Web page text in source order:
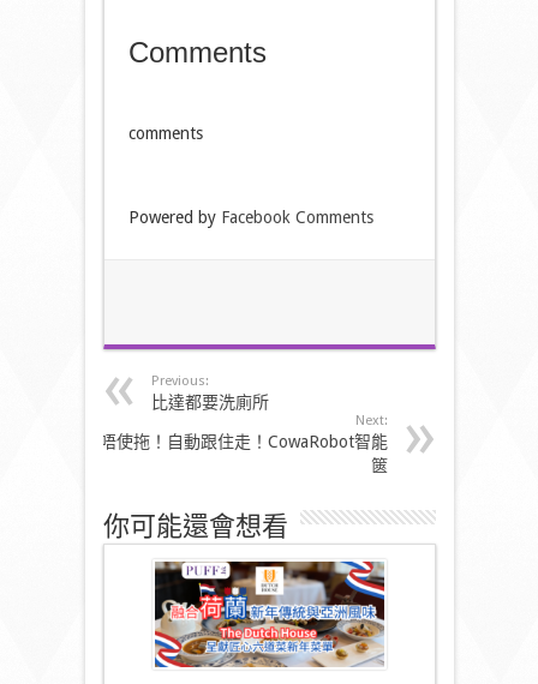
Comments
comments
Powered by Facebook Comments
Previous:
比達都要洗廁所
Next:
唔使拖！自動跟住走！CowaRobot智能
篋
你可能還會想看